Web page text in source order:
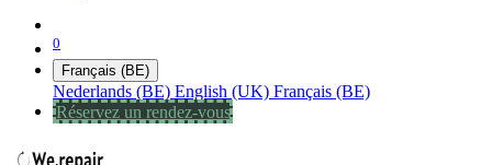
0
Français (BE)
Nederlands (BE) English (UK) Français (BE)
Réservez un rendez-vous